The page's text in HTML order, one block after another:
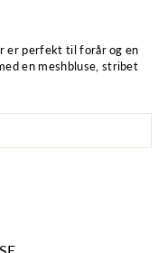
er perfekt til forår og en
en meshbluse, stribet